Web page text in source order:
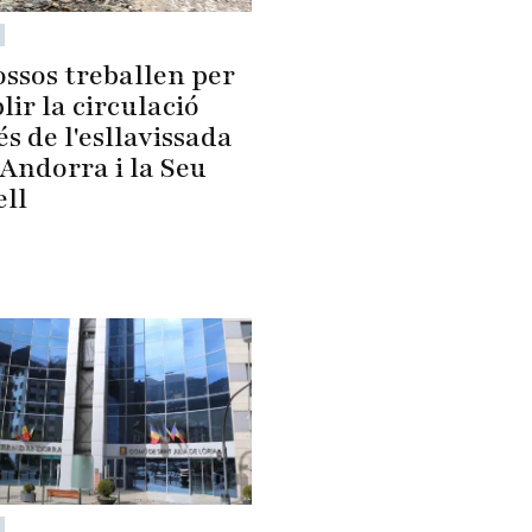
treballen per
la circulació
de l'esllavissada
i la Seu